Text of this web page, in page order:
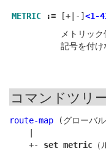
METRIC := [+|-] <1-
メトリッ
記号を付
コマンドツリ
route-map (グローバ
    +-
set metric